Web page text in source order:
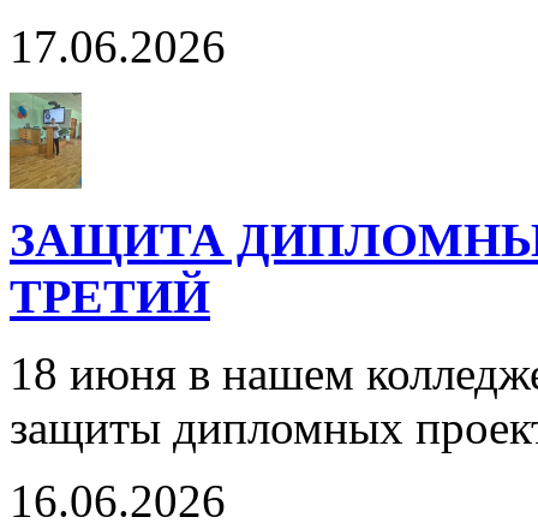
17.06.2026
ЗАЩИТА
ТРЕТИЙ
18 июня в нашем
защиты дипломных
16.06.2026